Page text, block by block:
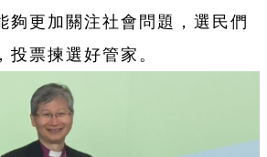
夠更加關注社會問題，選民們
投票揀選好管家。